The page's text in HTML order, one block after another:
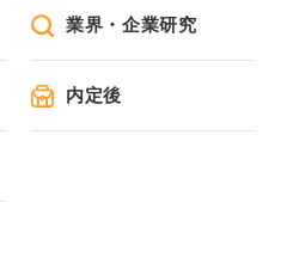
業界・企業研究
内定後